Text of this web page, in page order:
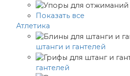
Показать все
Атлетика
штанги и гантелей
гантелей